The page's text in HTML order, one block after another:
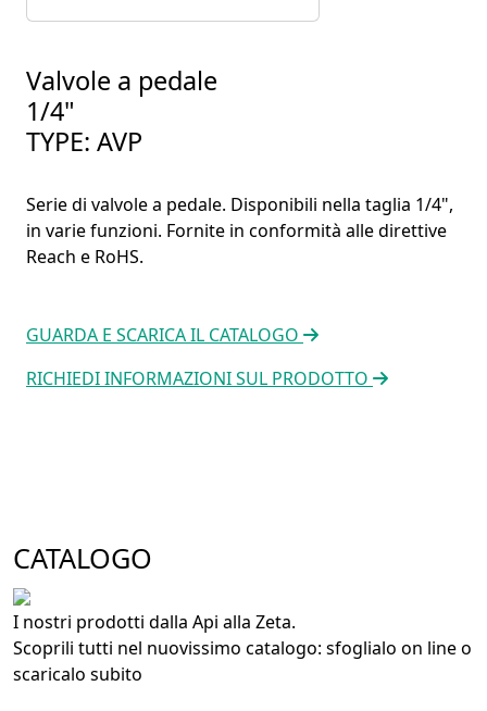
Valvole a pedale
1/4"
TYPE: AVP
Serie di valvole a pedale. Disponibili nella taglia 1/4",
in varie funzioni. Fornite in conformità alle direttive
Reach e RoHS.
GUARDA E SCARICA IL CATALOGO
RICHIEDI INFORMAZIONI SUL PRODOTTO
CATALOGO
I nostri prodotti dalla Api alla Zeta.
Scoprili tutti nel nuovissimo catalogo: sfoglialo on line o
scaricalo subito